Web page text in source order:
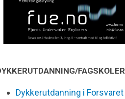
FAGSKOLER
Dykkerutdanning i Forsvaret